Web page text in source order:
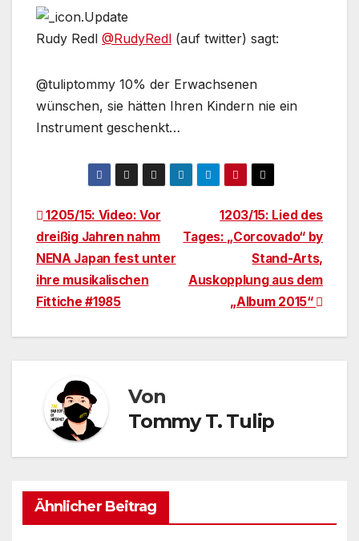
Rudy Redl ‏@RudyRedl (auf twitter) sagt:
@tuliptommy 10% der Erwachsenen
wünschen, sie hätten Ihren Kindern nie ein
Instrument geschenkt…
Beitragsnavigation1203/15: Lied des
Tages: „Corcovado“ by
Stand-Arts,
Auskopplung aus dem
„Album 2015“
1205/15: Video: Vor
dreißig Jahren nahm
NENA Japan fest unter
ihre musikalischen
Fittiche #1985
Von
Tommy T. Tulip
Ähnlicher Beitrag